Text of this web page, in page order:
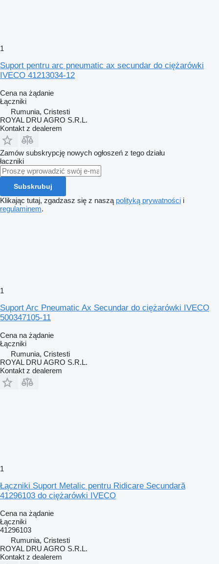
1
Suport pentru arc pneumatic ax secundar do ciężarówki
IVECO 41213034-12
Cena na żądanie
Łączniki
Rumunia, Cristesti
ROYAL DRU AGRO S.R.L.
Kontakt z dealerem
Zamów subskrypcję nowych ogłoszeń z tego działu
łaczniki
Subskrubuj
Klikając tutaj, zgadzasz się z naszą polityką prywatności i
regulaminem.
1
Suport Arc Pneumatic Ax Secundar do ciężarówki IVECO
500347105-11
Cena na żądanie
Łączniki
Rumunia, Cristesti
ROYAL DRU AGRO S.R.L.
Kontakt z dealerem
1
Łączniki Suport Metalic pentru Ridicare Secundară
41296103 do ciężarówki IVECO
Cena na żądanie
Łączniki
41296103
Rumunia, Cristesti
ROYAL DRU AGRO S.R.L.
Kontakt z dealerem